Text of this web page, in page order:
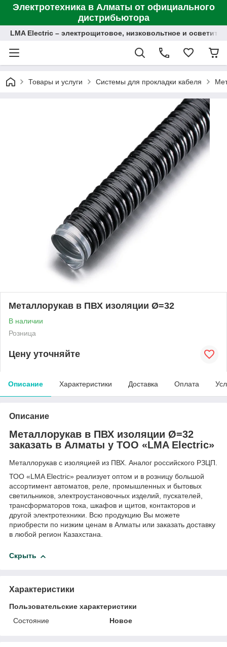
Электротехника в Алматы от официального
дистрибьютора
LMA Electric – электрощитовое, низковольтное и
Товары и услуги Системы для прокладки кабеля
Металлорукав в ПВХ изоляции Ø=32
В наличии
Розница
Цену уточняйте
Описание Характеристики Доставка Оплата
Описание
Металлорукав в ПВХ изоляции Ø=32
заказать в Алматы у ТОО «LMA Electric»
Металлорукав с изоляцией из ПВХ. Аналог российского РЗЦП.
ТОО «LMA Electric» реализует оптом и в розницу большой
ассортимент автоматов, реле, промышленных и бытовых
светильников, электроустановочных изделий, пускателей,
трансформаторов тока, шкафов и щитов, контакторов и
другой электротехники. Всю продукцию Вы можете
приобрести по низким ценам в Алматы или заказать доставку
в любой регион Казахстана.
Скрыть
Характеристики
Пользовательские характеристики
Состояние
Новое